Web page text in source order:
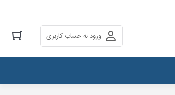
ورود به حساب کاربری